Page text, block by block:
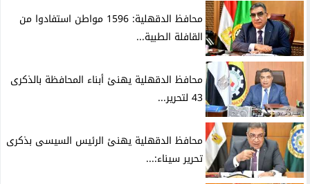
محافظ الدقهلية: 1596 مواطن استفادوا من
القافلة الطبية...
محافظ الدقهلية يهنئ أبناء المحافظة بالذكرى
43 لتحرير...
محافظ الدقهلية يهنئ الرئيس السيسى بذكرى
تحرير سيناء:...